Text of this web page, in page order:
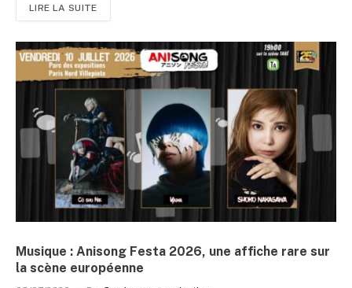
LIRE LA SUITE
Musique : Anisong Festa 2026, une affiche rare sur
la scène européenne